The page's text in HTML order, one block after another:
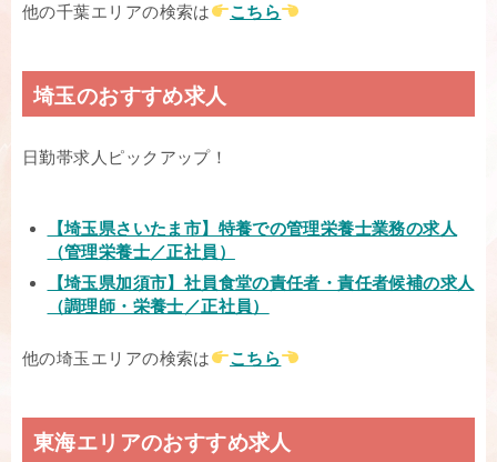
他の千葉エリアの検索は こちら
埼玉のおすすめ求人
日勤帯求人ピックアップ！
【埼玉県さいたま市】特養での管理栄養士業務の求人
（管理栄養士／正社員）
【埼玉県加須市】社員食堂の責任者・責任者候補の求人
（調理師・栄養士／正社員）
他の埼玉エリアの検索は こちら
東海エリアのおすすめ求人